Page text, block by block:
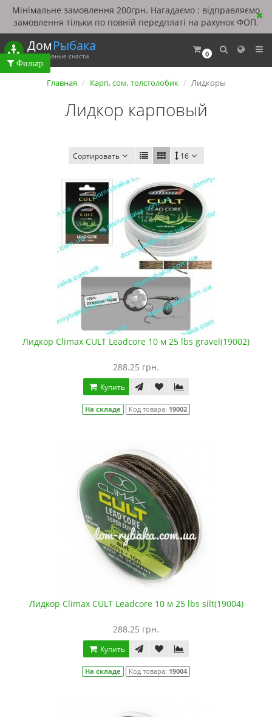
Мінімальне замовлення 200грн. Нагадаємо : відправляємо
замовлення тільки по повній передплаті на рахунок ФОП.
0
ДомРыбака
Рыболовные снасти
Главная Карп, сом, толстолобик Лидкоры
Лидкор карповый
Сортировать 16
Лидкор Climax CULT Leadcore 10 м 25 lbs gravel(19002)
288.25 грн.
Купить
На складе Код товара: 19002
Лидкор Climax CULT Leadcore 10 м 25 lbs silt(19004)
288.25 грн.
Купить
На складе Код товара: 19004